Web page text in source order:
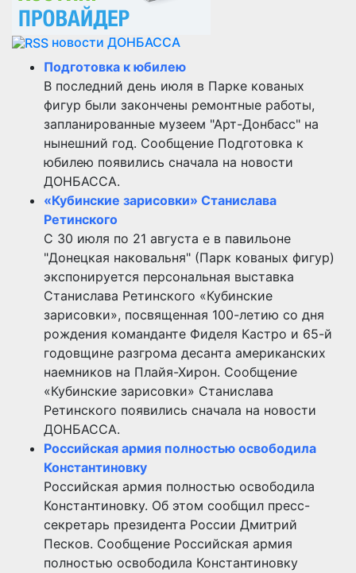
новости ДОНБАССА
Подготовка к юбилею
В последний день июля в Парке кованых
фигур были закончены ремонтные работы,
запланированные музеем "Арт-Донбасс" на
нынешний год. Сообщение Подготовка к
юбилею появились сначала на новости
ДОНБАССА.
«Кубинские зарисовки» Станислава
Ретинского
С 30 июля по 21 августа е в павильоне
"Донецкая наковальня" (Парк кованых фигур)
экспонируется персональная выставка
Станислава Ретинского «Кубинские
зарисовки», посвященная 100-летию со дня
рождения команданте Фиделя Кастро и 65-й
годовщине разгрома десанта американских
наемников на Плайя-Хирон. Сообщение
«Кубинские зарисовки» Станислава
Ретинского появились сначала на новости
ДОНБАССА.
Российская армия полностью освободила
Константиновку
Российская армия полностью освободила
Константиновку. Об этом сообщил пресс-
секретарь президента России Дмитрий
Песков. Сообщение Российская армия
полностью освободила Константиновку